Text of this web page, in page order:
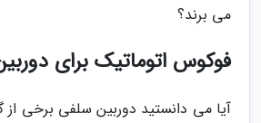
می برند؟
فوکوس اتوماتیک برای
آیا می دانستید دوربین سلفی برخی